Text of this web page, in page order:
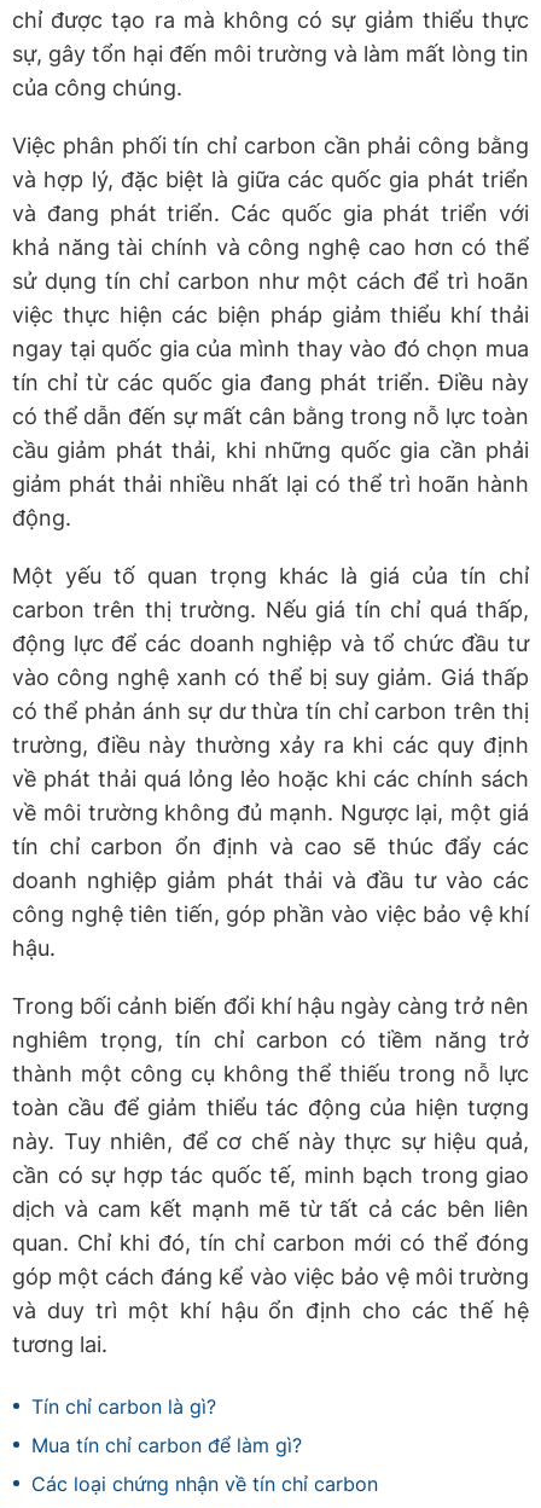
chỉ được tạo ra mà không có sự giảm thiểu thực
sự, gây tổn hại đến môi trường và làm mất lòng tin
của công chúng.
Việc phân phối tín chỉ carbon cần phải công bằng
và hợp lý, đặc biệt là giữa các quốc gia phát triển
và đang phát triển. Các quốc gia phát triển với
khả năng tài chính và công nghệ cao hơn có thể
sử dụng tín chỉ carbon như một cách để trì hoãn
việc thực hiện các biện pháp giảm thiểu khí thải
ngay tại quốc gia của mình thay vào đó chọn mua
tín chỉ từ các quốc gia đang phát triển. Điều này
có thể dẫn đến sự mất cân bằng trong nỗ lực toàn
cầu giảm phát thải, khi những quốc gia cần phải
giảm phát thải nhiều nhất lại có thể trì hoãn hành
động.
Một yếu tố quan trọng khác là giá của tín chỉ
carbon trên thị trường. Nếu giá tín chỉ quá thấp,
động lực để các doanh nghiệp và tổ chức đầu tư
vào công nghệ xanh có thể bị suy giảm. Giá thấp
có thể phản ánh sự dư thừa tín chỉ carbon trên thị
trường, điều này thường xảy ra khi các quy định
về phát thải quá lỏng lẻo hoặc khi các chính sách
về môi trường không đủ mạnh. Ngược lại, một giá
tín chỉ carbon ổn định và cao sẽ thúc đẩy các
doanh nghiệp giảm phát thải và đầu tư vào các
công nghệ tiên tiến, góp phần vào việc bảo vệ khí
hậu.
Trong bối cảnh biến đổi khí hậu ngày càng trở nên
nghiêm trọng, tín chỉ carbon có tiềm năng trở
thành một công cụ không thể thiếu trong nỗ lực
toàn cầu để giảm thiểu tác động của hiện tượng
này. Tuy nhiên, để cơ chế này thực sự hiệu quả,
cần có sự hợp tác quốc tế, minh bạch trong giao
dịch và cam kết mạnh mẽ từ tất cả các bên liên
quan. Chỉ khi đó, tín chỉ carbon mới có thể đóng
góp một cách đáng kể vào việc bảo vệ môi trường
và duy trì một khí hậu ổn định cho các thế hệ
tương lai.
Tín chỉ carbon là gì?
Mua tín chỉ carbon để làm gì?
Các loại chứng nhận về tín chỉ carbon